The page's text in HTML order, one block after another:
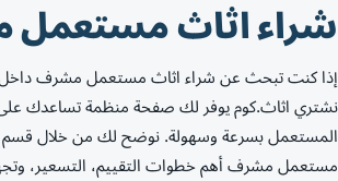
شراء اثاث
إذا كنت تبحث عن شراء اثاث مستعمل مشرف داخل
نشتري اثاث.كوم يوفر لك صفحة منظمة تساعدك على
المستعمل بسرعة وسهولة. نوضح لك من خلال قسم
مستعمل مشرف أهم خطوات التقييم، التسعير،